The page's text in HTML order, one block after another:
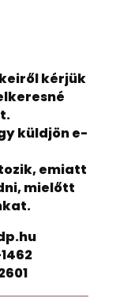
kérjük
küldjön e-
emiatt
mielőtt